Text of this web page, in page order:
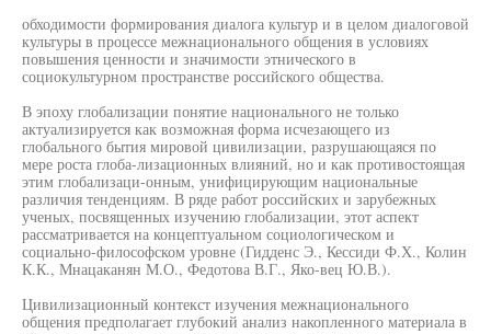
обходимости формирования диалога культур и в целом диалоговой
культуры в процессе межнационального общения в условиях
повышения ценности и значимости этнического в
социокультурном пространстве российского общества.
В эпоху глобализации понятие национального не только
актуализируется как возможная форма исчезающего из
глобального бытия мировой цивилизации, разрушающаяся по
мере роста глоба-лизационных влияний, но и как противостоящая
этим глобализаци-онным, унифицирующим национальные
различия тенденциям. В ряде работ российских и зарубежных
ученых, посвященных изучению глобализации, этот аспект
рассматривается на концептуальном социологическом и
социально-философском уровне (Гидденс Э., Кессиди Ф.Х., Колин
К.К., Мнацаканян М.О., Федотова В.Г., Яко-вец Ю.В.).
Цивилизационный контекст изучения межнационального
общения предполагает глубокий анализ накопленного материала в